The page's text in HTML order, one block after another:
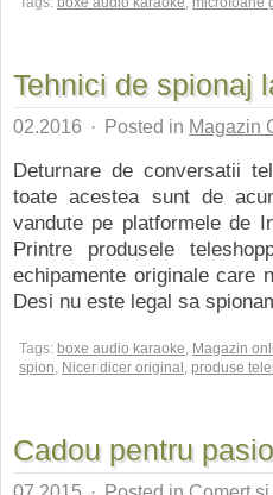
Tehnici de spionaj
02.2016 · Posted in Magazin
Deturnare de conversatii
toate acestea sunt de
vandute pe platformele de
Printre produsele
echipamente originale care
Desi nu este legal sa
Tags: boxe audio karaoke, Magazin
spion, Nicer dicer original , produse
Cadou pentru